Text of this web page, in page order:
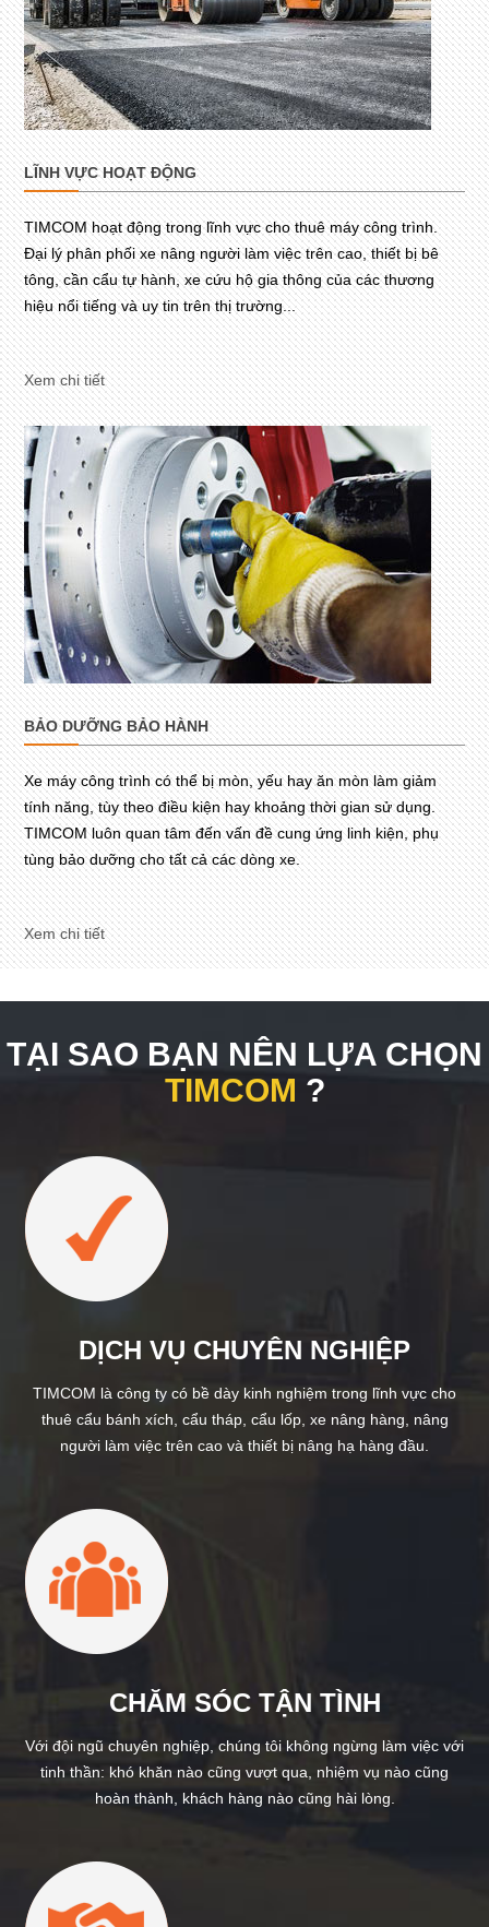
LĨNH VỰC HOẠT ĐỘNG
TIMCOM hoạt động trong lĩnh vực cho thuê máy công trình.
Đại lý phân phối xe nâng người làm việc trên cao, thiết bị bê
tông, cần cẩu tự hành, xe cứu hộ gia thông của các thương
hiệu nổi tiếng và uy tin trên thị trường...
Xem chi tiết
BẢO DƯỠNG BẢO HÀNH
Xe máy công trình có thể bị mòn, yếu hay ăn mòn làm giảm
tính năng, tùy theo điều kiện hay khoảng thời gian sử dụng.
TIMCOM luôn quan tâm đến vấn đề cung ứng linh kiện, phụ
tùng bảo dưỡng cho tất cả các dòng xe.
Xem chi tiết
TẠI SAO BẠN NÊN LỰA CHỌN
TIMCOM ?
DỊCH VỤ CHUYÊN NGHIỆP
TIMCOM là công ty có bề dày kinh nghiệm trong lĩnh vực cho
thuê cẩu bánh xích, cẩu tháp, cẩu lốp, xe nâng hàng, nâng
người làm việc trên cao và thiết bị nâng hạ hàng đầu.
CHĂM SÓC TẬN TÌNH
Với đội ngũ chuyên nghiệp, chúng tôi không ngừng làm việc với
tinh thần: khó khăn nào cũng vượt qua, nhiệm vụ nào cũng
hoàn thành, khách hàng nào cũng hài lòng.